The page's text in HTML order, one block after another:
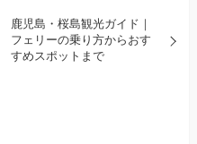
鹿児島・桜島観光ガイド｜
フェリーの乗り方からおす
すめスポットまで